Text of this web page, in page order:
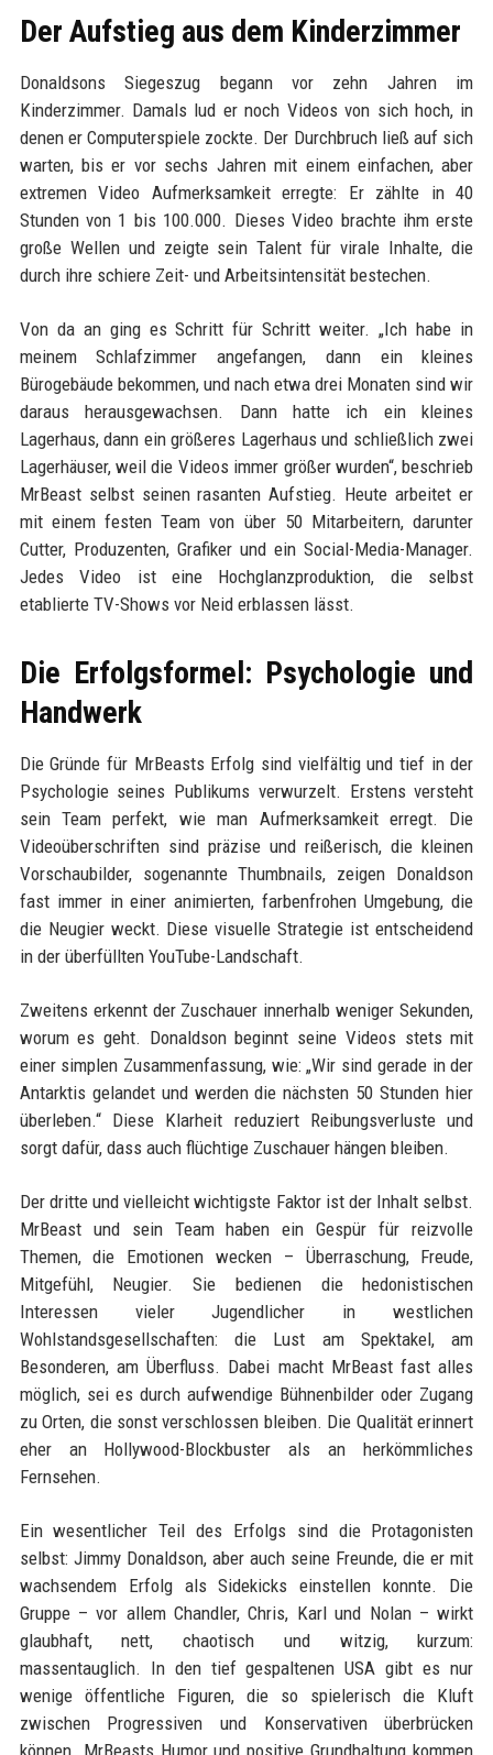
Der Aufstieg aus dem Kinderzimmer
Donaldsons Siegeszug begann vor zehn Jahren im
Kinderzimmer. Damals lud er noch Videos von sich hoch, in
denen er Computerspiele zockte. Der Durchbruch ließ auf sich
warten, bis er vor sechs Jahren mit einem einfachen, aber
extremen Video Aufmerksamkeit erregte: Er zählte in 40
Stunden von 1 bis 100.000. Dieses Video brachte ihm erste
große Wellen und zeigte sein Talent für virale Inhalte, die
durch ihre schiere Zeit- und Arbeitsintensität bestechen.
Von da an ging es Schritt für Schritt weiter. „Ich habe in
meinem Schlafzimmer angefangen, dann ein kleines
Bürogebäude bekommen, und nach etwa drei Monaten sind wir
daraus herausgewachsen. Dann hatte ich ein kleines
Lagerhaus, dann ein größeres Lagerhaus und schließlich zwei
Lagerhäuser, weil die Videos immer größer wurden“, beschrieb
MrBeast selbst seinen rasanten Aufstieg. Heute arbeitet er
mit einem festen Team von über 50 Mitarbeitern, darunter
Cutter, Produzenten, Grafiker und ein Social-Media-Manager.
Jedes Video ist eine Hochglanzproduktion, die selbst
etablierte TV-Shows vor Neid erblassen lässt.
Die Erfolgsformel: Psychologie und
Handwerk
Die Gründe für MrBeasts Erfolg sind vielfältig und tief in der
Psychologie seines Publikums verwurzelt. Erstens versteht
sein Team perfekt, wie man Aufmerksamkeit erregt. Die
Videoüberschriften sind präzise und reißerisch, die kleinen
Vorschaubilder, sogenannte Thumbnails, zeigen Donaldson
fast immer in einer animierten, farbenfrohen Umgebung, die
die Neugier weckt. Diese visuelle Strategie ist entscheidend
in der überfüllten YouTube-Landschaft.
Zweitens erkennt der Zuschauer innerhalb weniger Sekunden,
worum es geht. Donaldson beginnt seine Videos stets mit
einer simplen Zusammenfassung, wie: „Wir sind gerade in der
Antarktis gelandet und werden die nächsten 50 Stunden hier
überleben.“ Diese Klarheit reduziert Reibungsverluste und
sorgt dafür, dass auch flüchtige Zuschauer hängen bleiben.
Der dritte und vielleicht wichtigste Faktor ist der Inhalt selbst.
MrBeast und sein Team haben ein Gespür für reizvolle
Themen, die Emotionen wecken – Überraschung, Freude,
Mitgefühl, Neugier. Sie bedienen die hedonistischen
Interessen vieler Jugendlicher in westlichen
Wohlstandsgesellschaften: die Lust am Spektakel, am
Besonderen, am Überfluss. Dabei macht MrBeast fast alles
möglich, sei es durch aufwendige Bühnenbilder oder Zugang
zu Orten, die sonst verschlossen bleiben. Die Qualität erinnert
eher an Hollywood-Blockbuster als an herkömmliches
Fernsehen.
Ein wesentlicher Teil des Erfolgs sind die Protagonisten
selbst: Jimmy Donaldson, aber auch seine Freunde, die er mit
wachsendem Erfolg als Sidekicks einstellen konnte. Die
Gruppe – vor allem Chandler, Chris, Karl und Nolan – wirkt
glaubhaft, nett, chaotisch und witzig, kurzum:
massentauglich. In den tief gespaltenen USA gibt es nur
wenige öffentliche Figuren, die so spielerisch die Kluft
zwischen Progressiven und Konservativen überbrücken